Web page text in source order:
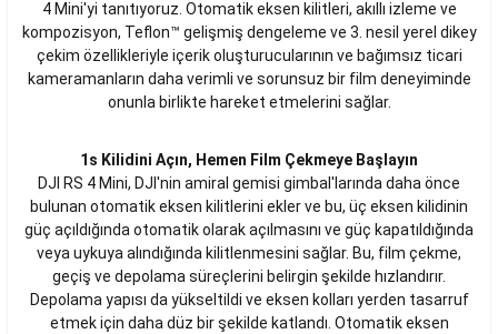
4 Mini'yi tanıtıyoruz. Otomatik eksen kilitleri, akıllı izleme ve
kompozisyon, Teflon™ gelişmiş dengeleme ve 3. nesil yerel dikey
çekim özellikleriyle içerik oluşturucularının ve bağımsız ticari
kameramanların daha verimli ve sorunsuz bir film deneyiminde
onunla birlikte hareket etmelerini sağlar.
1s Kilidini Açın, Hemen Film Çekmeye Başlayın
DJI RS 4 Mini, DJI'nin amiral gemisi gimbal'larında daha önce
bulunan otomatik eksen kilitlerini ekler ve bu, üç eksen kilidinin
güç açıldığında otomatik olarak açılmasını ve güç kapatıldığında
veya uykuya alındığında kilitlenmesini sağlar. Bu, film çekme,
geçiş ve depolama süreçlerini belirgin şekilde hızlandırır.
Depolama yapısı da yükseltildi ve eksen kolları yerden tasarruf
etmek için daha düz bir şekilde katlandı. Otomatik eksen